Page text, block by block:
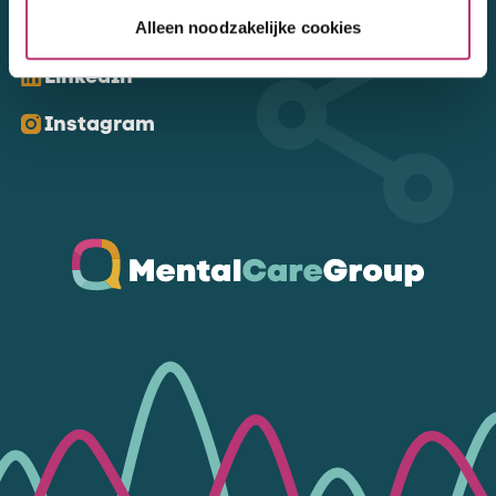
Alleen noodzakelijke cookies
Kom ons volgen
LinkedIn
Instagram